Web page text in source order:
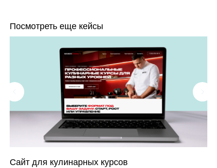
Посмотреть еще кейсы
Сайт для кулинарных курсов